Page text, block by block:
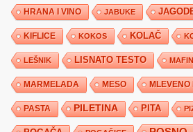
HRANA I VINO JABUKE
KIFLICE KOKOS KOLAČ
LEŠNIK LISNATO TESTO
MARMELADA MESO MLEVENO
PASTA PILETINA PITA